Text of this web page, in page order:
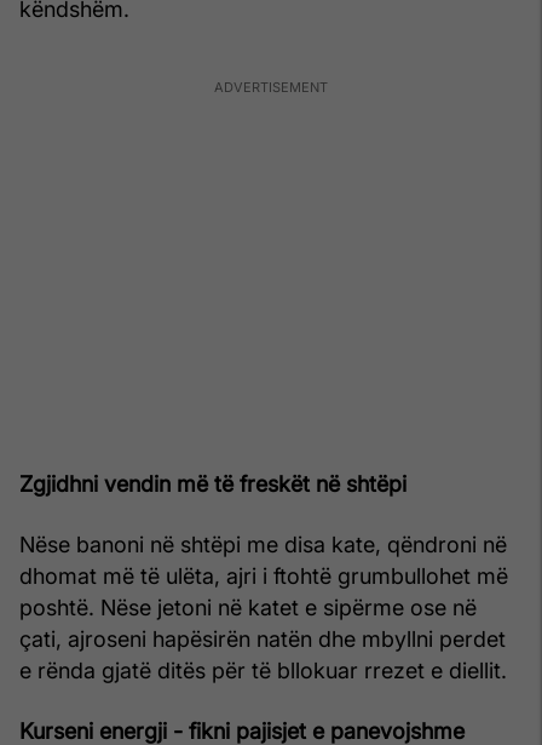
këndshëm.
Zgjidhni vendin më të freskët në shtëpi
Nëse banoni në shtëpi me disa kate, qëndroni në
dhomat më të ulëta, ajri i ftohtë grumbullohet më
poshtë. Nëse jetoni në katet e sipërme ose në
çati, ajroseni hapësirën natën dhe mbyllni perdet
e rënda gjatë ditës për të bllokuar rrezet e diellit.
Kurseni energji - fikni pajisjet e panevojshme